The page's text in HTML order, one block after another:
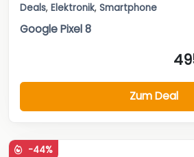
Deals, Elektronik, Smartphone
Google Pixel 8
Zum Deal
-44%